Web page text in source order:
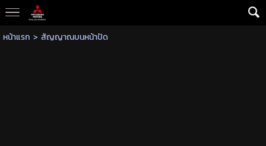
หน้าแรก > สัญญาณบนหน้าปัด